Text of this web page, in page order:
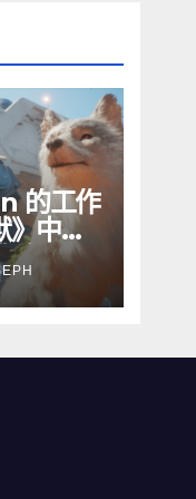
的工作
中尋
戰